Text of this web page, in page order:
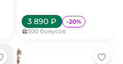
3 890 ₽ -20%
300 бонусов